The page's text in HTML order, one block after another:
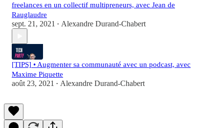
freelances en un collectif multipreneurs, avec Jean de
Rauglaudre
sept. 21, 2021 • Alexandre Durand-Chabert
[TIPS] • Augmenter sa communauté avec un podcast, avec
Maxime Piquette
août 23, 2021 • Alexandre Durand-Chabert